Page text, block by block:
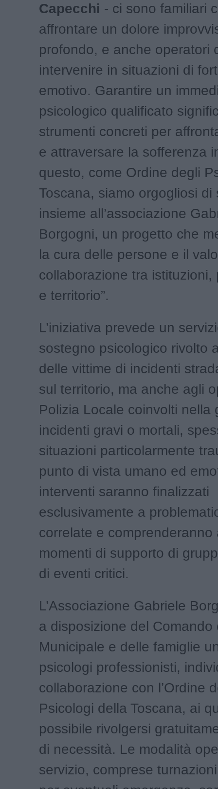
Capecchi - ci sono familiari
affrontare un dolore
profondo, e anche operatori
intervenire in situazioni di
emotivo. Garantire un
psicologico qualificato
strumenti concreti per
e attraversare la sofferenza
questo, come Ordine degli
Toscana, siamo orgogliosi di
insieme all’associazione
Borgogni, un progetto che
la cura delle persone e il
collaborazione tra istituzioni,
e territorio”.
L’iniziativa prevede un
sostegno psicologico rivolto
delle vittime di incidenti
sul territorio, ma anche agli
Polizia Locale coinvolti nella
incidenti gravi o mortali,
situazioni particolarmente
punto di vista umano ed
interventi saranno finalizzati
esclusivamente a
correlate e comprenderanno
momenti di supporto di
di eventi critici.
L’Associazione Gabriele
a disposizione del Comando
Municipale e delle famiglie
psicologi professionisti,
collaborazione con l’Ordine
Psicologi della Toscana, ai
possibile rivolgersi
di necessità. Le modalità
servizio, comprese